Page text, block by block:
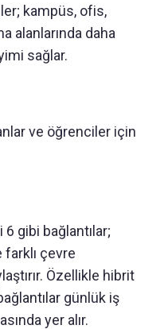
kampüs, ofis,
alanlarında daha
sağlar.
ve öğrenciler için
6 gibi bağlantılar;
çevre
Özellikle hibrit
günlük iş
yer alır.